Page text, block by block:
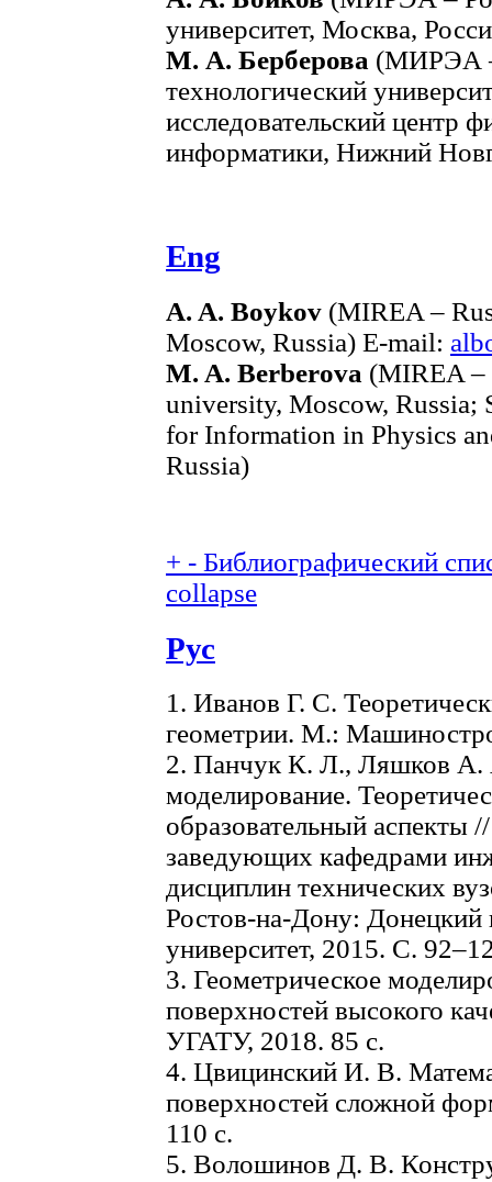
университет, Москва,
М. А. Берберова (МИРЭА
технологический
исследовательский центр
информатики, Нижний
Eng
A. A. Boykov (MIREA –
Moscow, Russia) E-mail:
M. A. Berberova (MIREA –
university, Moscow, Russia;
for Information in Physics
Russia)
+ - Библиографический
collapse
Рус
1. Иванов Г. С.
геометрии. М.:
2. Панчук К. Л., Ляшков А.
моделирование.
образовательный аспекты
заведующих кафедрами
дисциплин технических
Ростов-на-Дону: Донецкий
университет, 2015. С.
3. Геометрическое
поверхностей высокого
УГАТУ, 2018. 85 с.
4. Цвицинский И. В.
поверхностей сложной
110 с.
5. Волошинов Д. В.